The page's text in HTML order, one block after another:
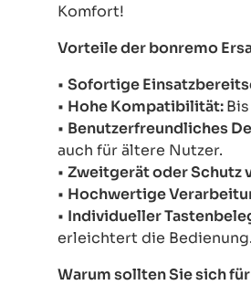
Komfort!
Vorteile der bonremo
• Sofortige
• Hohe Kompatibilität:
• Benutzerfreundliches
auch für ältere Nutzer.
• Zweitgerät oder Schutz
• Hochwertige
• Individueller
erleichtert die Bedienung.
Warum sollten Sie sich